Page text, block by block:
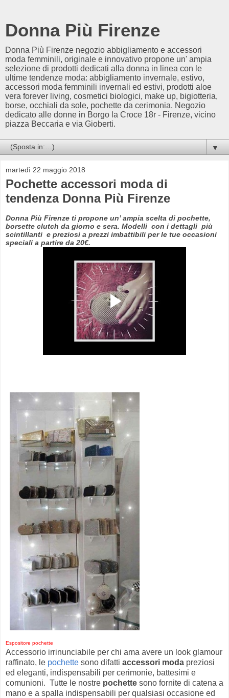
Donna Più Firenze
Donna Più Firenze negozio abbigliamento e accessori
moda femminili, originale e innovativo propone un' ampia
selezione di prodotti dedicati alla donna in linea con le
ultime tendenze moda: abbigliamento invernale, estivo,
accessori moda femminili invernali ed estivi, prodotti aloe
vera forever living, cosmetici biologici, make up, bigiotteria,
borse, occhiali da sole, pochette da cerimonia. Negozio
dedicato alle donne in Borgo la Croce 18r - Firenze, vicino
piazza Beccaria e via Gioberti.
▼
martedì 22 maggio 2018
Pochette accessori moda di
tendenza Donna Più Firenze
Donna Più Firenze ti propone un’ ampia scelta di pochette,
borsette clutch da giorno e sera. Modelli con i dettagli più
scintillanti e preziosi a prezzi imbattibili per le tue occasioni
speciali a partire da 20€.
Espositore pochette
Accessorio irrinunciabile per chi ama avere un look glamour
raffinato, le pochette sono difatti accessori moda preziosi
ed eleganti, indispensabili per cerimonie, battesimi e
comunioni. Tutte le nostre pochette sono fornite di catena a
mano e a spalla indispensabili per qualsiasi occasione ed